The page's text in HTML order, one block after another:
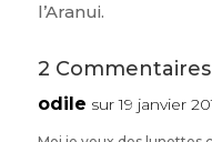
l’Aranui.
2 Commentaires
odile sur 19 janvier